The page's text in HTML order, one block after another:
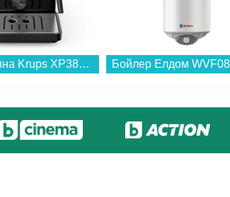
Кафемашина Krups XP381810...